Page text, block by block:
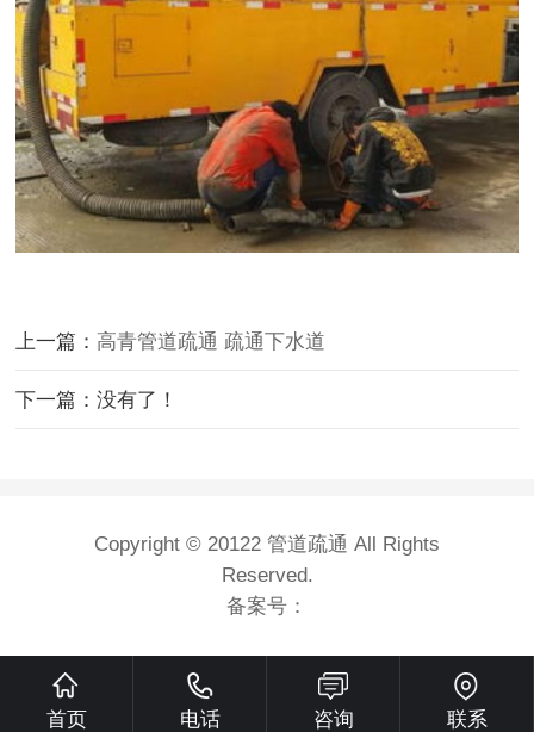
上一篇：高青管道疏通 疏通下水道
下一篇：没有了！
Copyright © 20122 管道疏通 All Rights
Reserved.
备案号：
首页 电话 咨询 联系